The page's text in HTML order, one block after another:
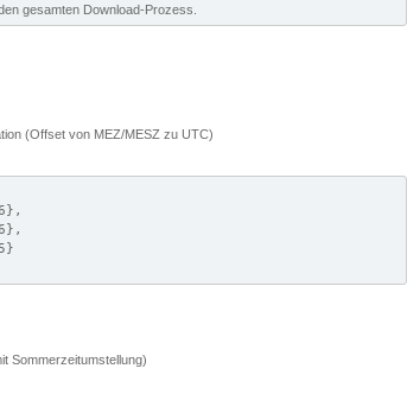
gesamten Download-Prozess.
(Offset von MEZ/MESZ zu UTC)
Sommerzeitumstellung)